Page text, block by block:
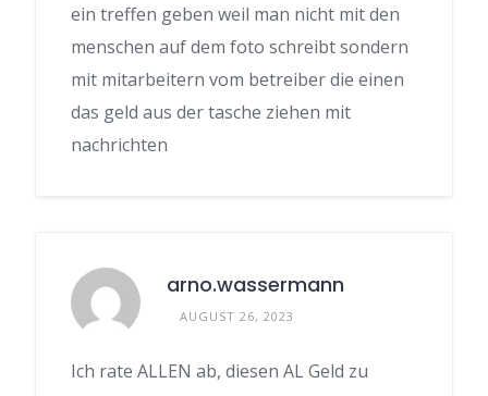
ein treffen geben weil man nicht mit den
menschen auf dem foto schreibt sondern
mit mitarbeitern vom betreiber die einen
das geld aus der tasche ziehen mit
nachrichten
arno.wassermann
AUGUST 26, 2023
Ich rate ALLEN ab, diesen AL Geld zu